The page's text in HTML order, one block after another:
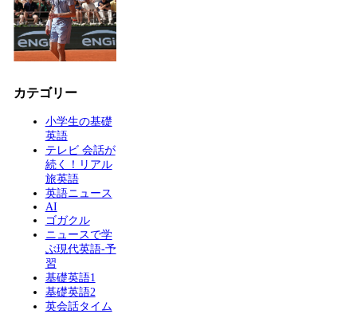
カテゴリー
小学生の基礎
英語
テレビ 会話が
続く！リアル
旅英語
英語ニュース
AI
ゴガクル
ニュースで学
ぶ現代英語-予
習
基礎英語1
基礎英語2
英会話タイム